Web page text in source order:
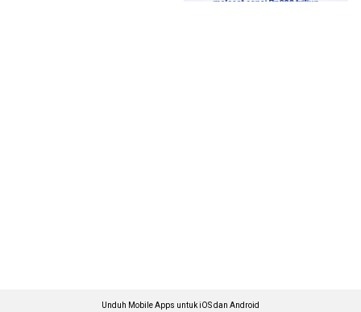
Unduh Mobile Apps untuk iOS dan Android